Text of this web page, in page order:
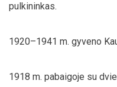
pulkininkas.
1920–1941 m. gyveno
1918 m. pabaigoje su